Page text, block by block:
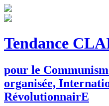
Tendance
pour le C
organisée, I
RévolutionnairE